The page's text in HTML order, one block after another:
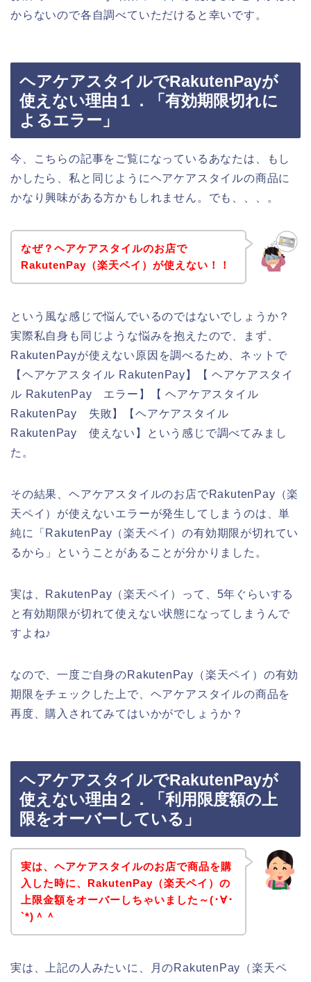
からないので各自調べていただけると幸いです。
ヘアケアスタイルでRakutenPayが
使えない理由１．「有効期限切れに
よるエラー」
今、こちらの記事をご覧になっているあなたは、もし
かしたら、私と同じようにヘアケアスタイルの商品に
かなり興味がある方かもしれません。でも、、、。
なぜ？ヘアケアスタイルのお店で
RakutenPay（楽天ペイ）が使えない！！
という風な感じで悩んでいるのではないでしょうか？
実際私自身も同じような悩みを抱えたので、まず、
RakutenPayが使えない原因を調べるため、ネットで
【ヘアケアスタイル RakutenPay】【 ヘアケアスタイ
ル RakutenPay エラー】【 ヘアケアスタイル
RakutenPay 失敗】【ヘアケアスタイル
RakutenPay 使えない】という感じで調べてみまし
た。
その結果、ヘアケアスタイルのお店でRakutenPay（楽
天ペイ）が使えないエラーが発生してしまうのは、単
純に「RakutenPay（楽天ペイ）の有効期限が切れてい
るから」ということがあることが分かりました。
実は、RakutenPay（楽天ペイ）って、5年ぐらいする
と有効期限が切れて使えない状態になってしまうんで
すよね♪
なので、一度ご自身のRakutenPay（楽天ペイ）の有効
期限をチェックした上で、ヘアケアスタイルの商品を
再度、購入されてみてはいかがでしょうか？
ヘアケアスタイルでRakutenPayが
使えない理由２．「利用限度額の上
限をオーバーしている」
実は、ヘアケアスタイルのお店で商品を購
入した時に、RakutenPay（楽天ペイ）の
上限金額をオーバーしちゃいました～(･∀･
`*)＾＾
実は、上記の人みたいに、月のRakutenPay（楽天ペ